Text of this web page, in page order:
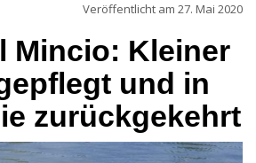
Veröffentlicht am 27. Mai 2020
Mincio: Kleiner
und in
zurückgekehrt